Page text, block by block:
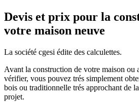
Devis et prix pour la
votre maison neuve
La société cgesi édite des calculettes.
Avant la construction de votre maison ou
vérifier, vous pouvez trés simplement
bois ou traditionnelle trés approchant de
projet.